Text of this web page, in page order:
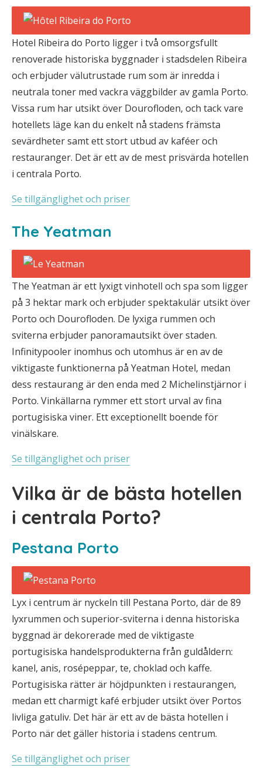
Hotel Ribeira do Porto ligger i två omsorgsfullt
renoverade historiska byggnader i stadsdelen Ribeira
och erbjuder välutrustade rum som är inredda i
neutrala toner med vackra väggbilder av gamla Porto.
Vissa rum har utsikt över Dourofloden, och tack vare
hotellets läge kan du enkelt nå stadens främsta
sevärdheter samt ett stort utbud av kaféer och
restauranger. Det är ett av de mest prisvärda hotellen
i centrala Porto.
Se tillgänglighet och priser
The Yeatman
The Yeatman är ett lyxigt vinhotell och spa som ligger
på 3 hektar mark och erbjuder spektakulär utsikt över
Porto och Dourofloden. De lyxiga rummen och
sviterna erbjuder panoramautsikt över staden.
Infinitypooler inomhus och utomhus är en av de
viktigaste funktionerna på Yeatman Hotel, medan
dess restaurang är den enda med 2 Michelinstjärnor i
Porto. Vinkällarna rymmer ett stort urval av fina
portugisiska viner. Ett exceptionellt boende för
vinälskare.
Se tillgänglighet och priser
Vilka är de bästa hotellen
i centrala Porto?
Pestana Porto
Lyx i centrum är nyckeln till Pestana Porto, där de 89
lyxrummen och superior-sviterna i denna historiska
byggnad är dekorerade med de viktigaste
portugisiska handelsprodukterna från guldåldern:
kanel, anis, rosépeppar, te, choklad och kaffe.
Portugisiska rätter är höjdpunkten i restaurangen,
medan ett charmigt kafé erbjuder utsikt över Portos
livliga gatuliv. Det här är ett av de bästa hotellen i
Porto när det gäller historia i stadens centrum.
Se tillgänglighet och priser